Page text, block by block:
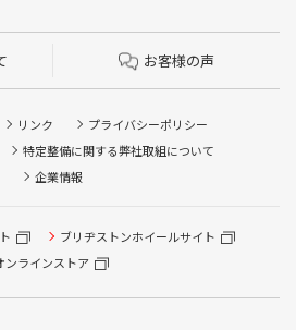
お客様の声
リンク
プライバシーポリシー
特定整備に関する弊社取組について
企業情報
ブリヂストンホイールサイト
ンラインストア
/タイヤ履き替え/オイル交換/その他